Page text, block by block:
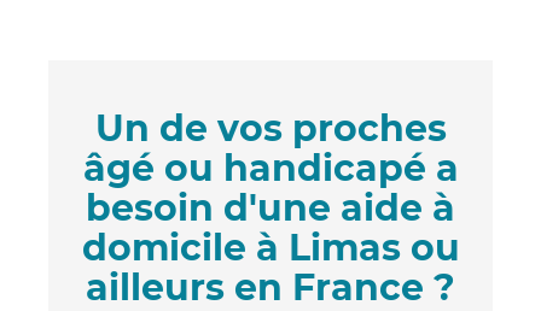
Un de vos proches
âgé ou handicapé a
besoin d'une aide à
domicile à Limas ou
ailleurs en France ?